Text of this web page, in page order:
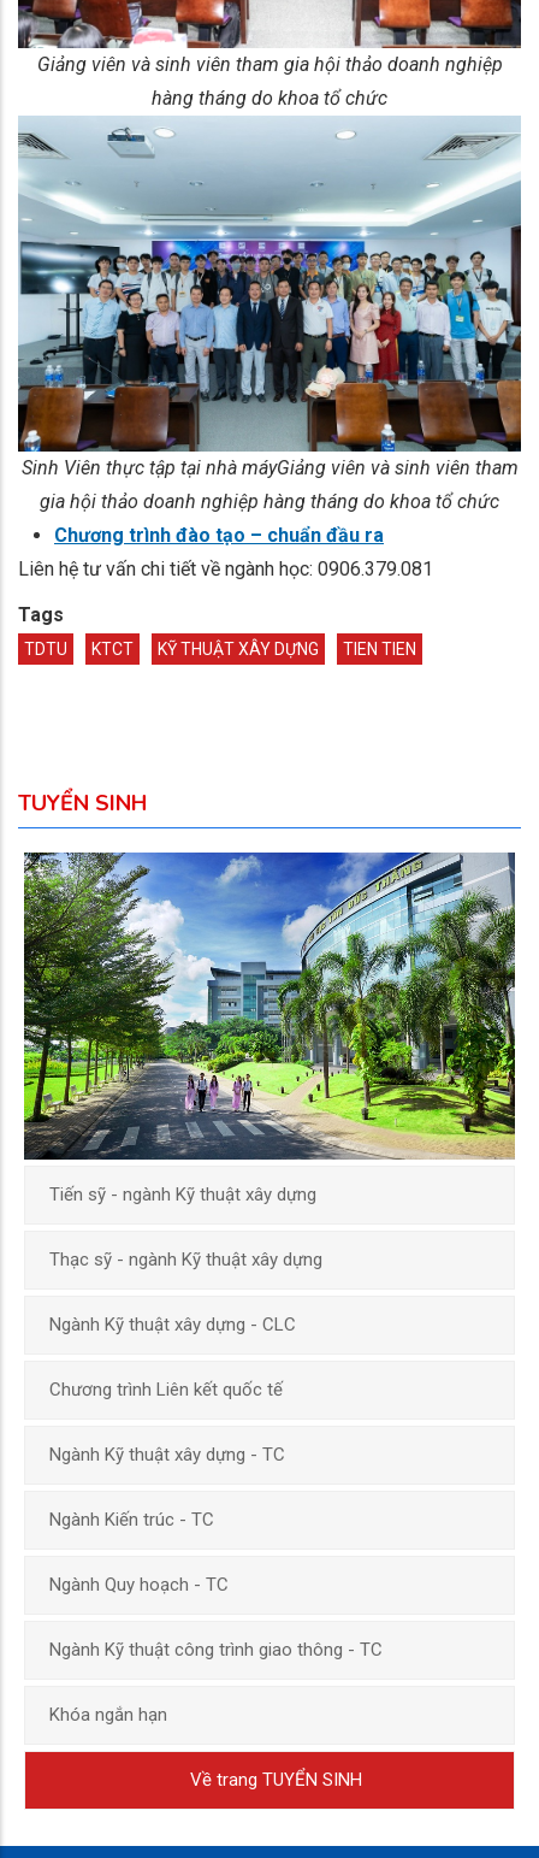
Giảng viên và sinh viên tham gia hội thảo doanh nghiệp
hàng tháng do khoa tổ chức
Sinh Viên thực tập tại nhà máyGiảng viên và sinh viên tham
gia hội thảo doanh nghiệp hàng tháng do khoa tổ chức
Chương trình đào tạo – chuẩn đầu ra
Liên hệ tư vấn chi tiết về ngành học: 0906.379.081
Tags
TDTU KTCT KỸ THUẬT XÂY DỰNG TIEN TIEN
TUYỂN SINH
Tiến sỹ - ngành Kỹ thuật xây dựng
Thạc sỹ - ngành Kỹ thuật xây dựng
Ngành Kỹ thuật xây dựng - CLC
Chương trình Liên kết quốc tế
Ngành Kỹ thuật xây dựng - TC
Ngành Kiến trúc - TC
Ngành Quy hoạch - TC
Ngành Kỹ thuật công trình giao thông - TC
Khóa ngắn hạn
Về trang TUYỂN SINH